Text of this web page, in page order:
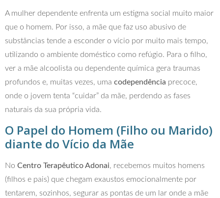
A mulher dependente enfrenta um estigma social muito maior
que o homem. Por isso, a mãe que faz uso abusivo de
substâncias tende a esconder o vício por muito mais tempo,
utilizando o ambiente doméstico como refúgio. Para o filho,
ver a mãe alcoolista ou dependente química gera traumas
profundos e, muitas vezes, uma codependência precoce,
onde o jovem tenta “cuidar” da mãe, perdendo as fases
naturais da sua própria vida.
O Papel do Homem (Filho ou Marido)
diante do Vício da Mãe
No Centro Terapêutico Adonai, recebemos muitos homens
(filhos e pais) que chegam exaustos emocionalmente por
tentarem, sozinhos, segurar as pontas de um lar onde a mãe